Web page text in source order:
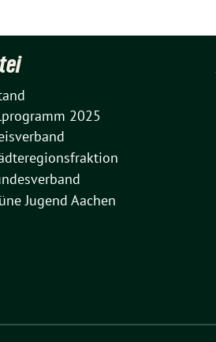
2025
Jugend Aachen